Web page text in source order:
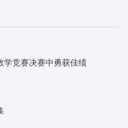
学竞赛决赛中勇获佳绩